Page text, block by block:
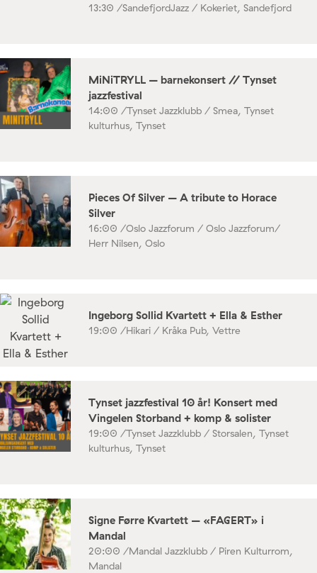
13:30 /SandefjordJazz / Kokeriet, Sandefjord
MiNiTRYLL – barnekonsert // Tynset
jazzfestival
14:00 /Tynset Jazzklubb / Smea, Tynset
kulturhus, Tynset
Pieces Of Silver – A tribute to Horace
Silver
16:00 /Oslo Jazzforum / Oslo Jazzforum/
Herr Nilsen, Oslo
Ingeborg Sollid Kvartett + Ella & Esther
19:00 /Hikari / Kråka Pub, Vettre
Tynset jazzfestival 10 år! Konsert med
Vingelen Storband + komp & solister
19:00 /Tynset Jazzklubb / Storsalen, Tynset
kulturhus, Tynset
Signe Førre Kvartett – «FAGERT» i
Mandal
20:00 /Mandal Jazzklubb / Piren Kulturrom,
Mandal